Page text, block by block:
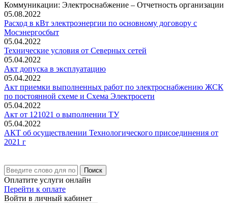
Коммуникации: Электроснабжение – Отчетность организации
05.08.2022
Расход в кВт электроэнергии по основному договору с
Мосэнергосбыт
05.04.2022
Технические условия от Северных сетей
05.04.2022
Акт допуска в эксплуатацию
05.04.2022
Акт приемки выполненных работ по электроснабжению ЖСК
по постоянной схеме и Схема Электросети
05.04.2022
Акт от 121021 о выполнении ТУ
05.04.2022
АКТ об осуществлении Технологического присоединения от
2021 г
Поиск
Оплатите услуги онлайн
Перейти к оплате
Войти в личный кабинет